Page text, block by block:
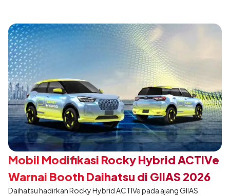
menjadi ciri khas Terios.
Mobil Modifikasi Rocky Hybrid ACTIVe
Warnai Booth Daihatsu di GIIAS 2026
Daihatsu hadirkan Rocky Hybrid ACTIVe pada ajang GIIAS